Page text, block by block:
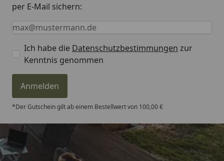
per E-Mail sichern:
Keine Eingabe erforderlich
Eingabe erforderlich
E-Mail *
Ich habe die Datenschutzbestimmungen zur
Kenntnis genommen
Anmelden
*Der Gutschein gilt ab einem Bestellwert von 100,00 €